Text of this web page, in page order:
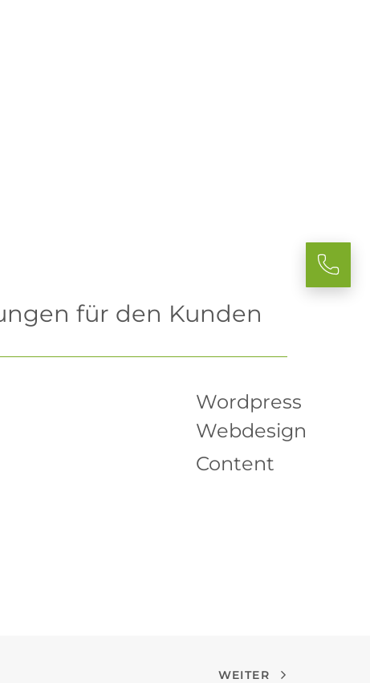
für den Kunden
Wordpress
Webdesign
Content
WEITER